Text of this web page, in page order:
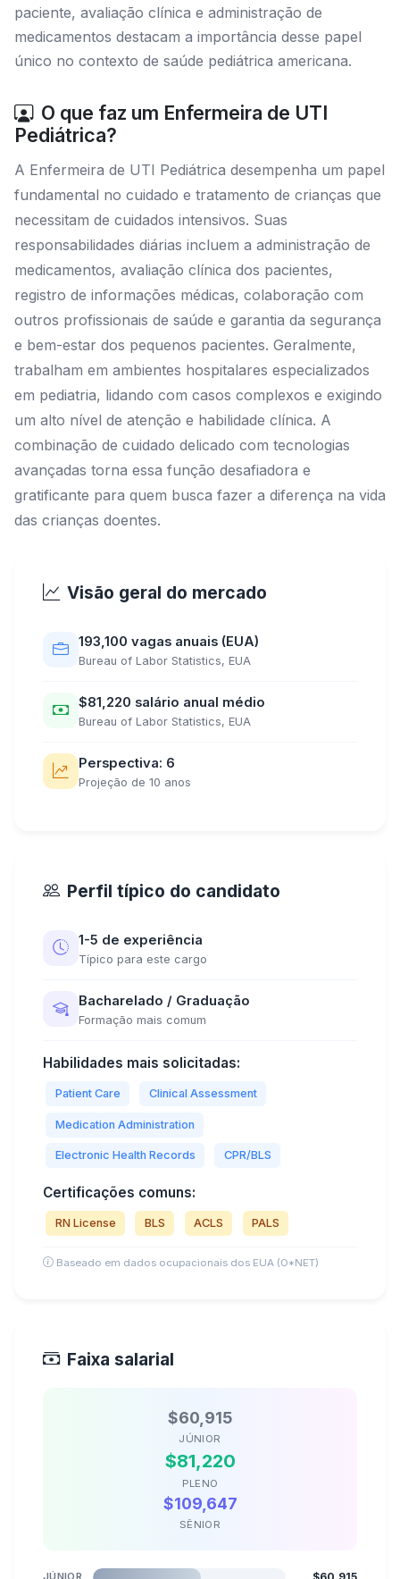
paciente, avaliação clínica e administração de
medicamentos destacam a importância desse papel
único no contexto de saúde pediátrica americana.
O que faz um Enfermeira de UTI
Pediátrica?
A Enfermeira de UTI Pediátrica desempenha um papel
fundamental no cuidado e tratamento de crianças que
necessitam de cuidados intensivos. Suas
responsabilidades diárias incluem a administração de
medicamentos, avaliação clínica dos pacientes,
registro de informações médicas, colaboração com
outros profissionais de saúde e garantia da segurança
e bem-estar dos pequenos pacientes. Geralmente,
trabalham em ambientes hospitalares especializados
em pediatria, lidando com casos complexos e exigindo
um alto nível de atenção e habilidade clínica. A
combinação de cuidado delicado com tecnologias
avançadas torna essa função desafiadora e
gratificante para quem busca fazer a diferença na vida
das crianças doentes.
Visão geral do mercado
193,100 vagas anuais (EUA)
Bureau of Labor Statistics, EUA
$81,220 salário anual médio
Bureau of Labor Statistics, EUA
Perspectiva: 6
Projeção de 10 anos
Perfil típico do candidato
1-5 de experiência
Típico para este cargo
Bacharelado / Graduação
Formação mais comum
Habilidades mais solicitadas:
Patient Care Clinical Assessment
Medication Administration
Electronic Health Records CPR/BLS
Certificações comuns:
RN License BLS ACLS PALS
Baseado em dados ocupacionais dos EUA (O*NET)
Faixa salarial
$60,915
JÚNIOR
$81,220
PLENO
$109,647
SÊNIOR
JÚNIOR